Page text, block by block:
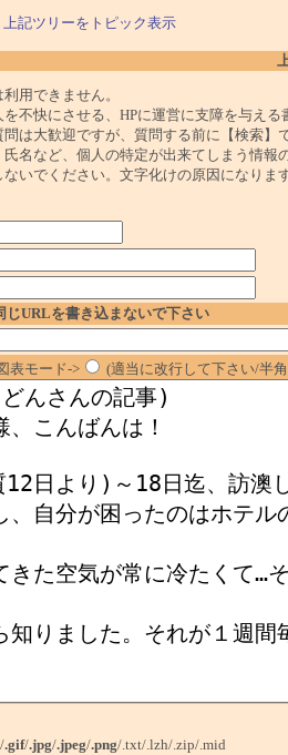
上記ツリーをトピック表示
用できません。
不快にさせる、HPに運営に支障を与え
問は大歓迎ですが、質問する前に【検索】
氏名など、個人の特定が出来てしまう情報
いでください。文字化けの原因になりま
URLを書き込まないで下さい
モード-> (適当に改行して下さい/半
.gif/.jpg/.jpeg/.png/.txt/.lzh/.zip/.mid